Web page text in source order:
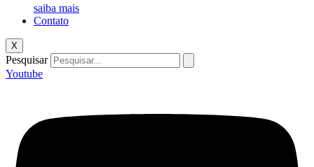
saiba mais
Contato
X
Pesquisar
Youtube